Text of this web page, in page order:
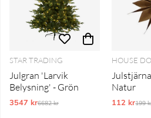
STAR TRADING
Julgran 'Larvik
Belysning' - Grön
3547 krOrdinarie pris:
6682 kr
HOUSE
Natur
112 kr199